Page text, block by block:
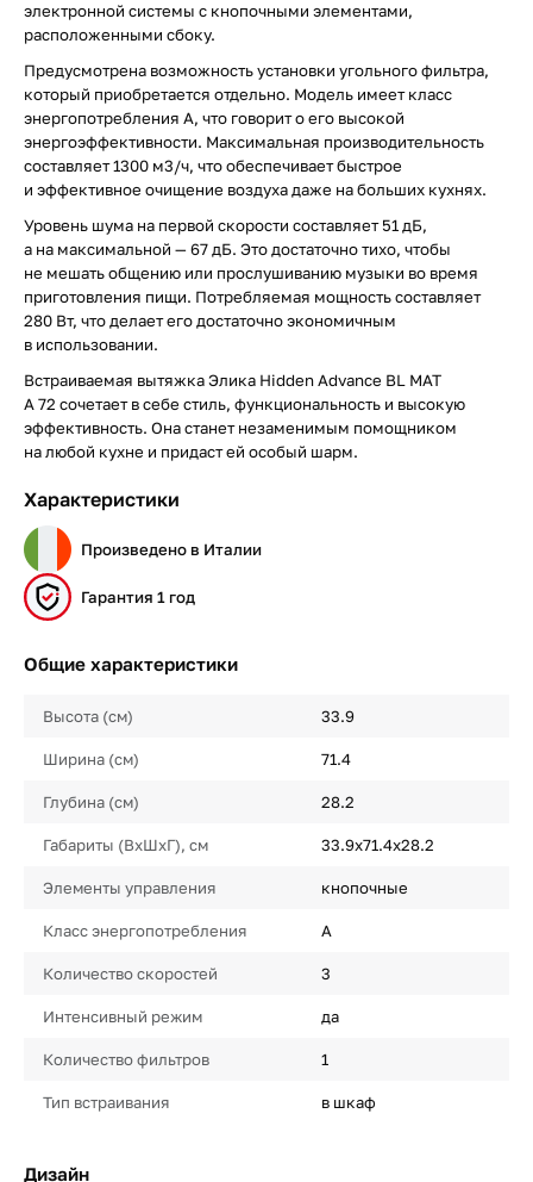
электронной системы с кнопочными элементами,
расположенными сбоку.
Предусмотрена возможность установки угольного фильтра,
который приобретается отдельно. Модель имеет класс
энергопотребления A, что говорит о его высокой
энергоэффективности. Максимальная производительность
составляет 1300 м3/ч, что обеспечивает быстрое
и эффективное очищение воздуха даже на больших кухнях.
Уровень шума на первой скорости составляет 51 дБ,
а на максимальной — 67 дБ. Это достаточно тихо, чтобы
не мешать общению или прослушиванию музыки во время
приготовления пищи. Потребляемая мощность составляет
280 Вт, что делает его достаточно экономичным
в использовании.
Встраиваемая вытяжка Элика Hidden Advance BL MAT
A 72 сочетает в себе стиль, функциональность и высокую
эффективность. Она станет незаменимым помощником
на любой кухне и придаст ей особый шарм.
Характеристики
Произведено в Италии
Гарантия 1 год
Общие характеристики
Высота (см) 33.9
Ширина (см) 71.4
Глубина (см) 28.2
Габариты (ВхШхГ), см 33.9х71.4х28.2
Элементы управления кнопочные
Класс энергопотребления A
Количество скоростей 3
Интенсивный режим да
Количество фильтров 1
Тип встраивания в шкаф
Дизайн